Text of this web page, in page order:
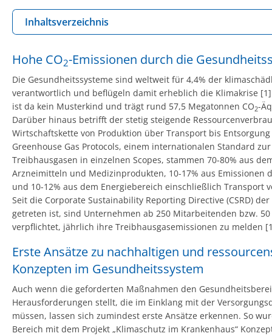
Inhaltsverzeichnis
Hohe CO2-Emissionen durch die
Die Gesundheitssysteme sind weltweit für 4,4% der
verantwortlich und beflügeln damit erheblich die Klimakrise
ist da kein Musterkind und trägt rund 57,5 Megatonnen CO2-
Darüber hinaus betrifft der stetig steigende
Wirtschaftskette von Produktion über Transport bis
Greenhouse Gas Protocols, einem internationalen Standard
Treibhausgasen in einzelnen Scopes, stammen 70-80% aus
Arzneimitteln und Medizinprodukten, 10-17% aus Emissionen
und 10-12% aus dem Energiebereich einschließlich Transport
Seit die Corporate Sustainability Reporting Directive (CSRD)
getreten ist, sind Unternehmen ab 250 Mitarbeitenden bzw.
verpflichtet, jährlich ihre Treibhausgasemissionen zu melden
Erste Ansätze zu nachhaltigen und
Konzepten im Gesundheitssystem
Auch wenn die geforderten Maßnahmen den
Herausforderungen stellt, die im Einklang mit der
müssen, lassen sich zumindest erste Ansätze erkennen. So
Bereich mit dem Projekt „Klimaschutz im Krankenhaus“